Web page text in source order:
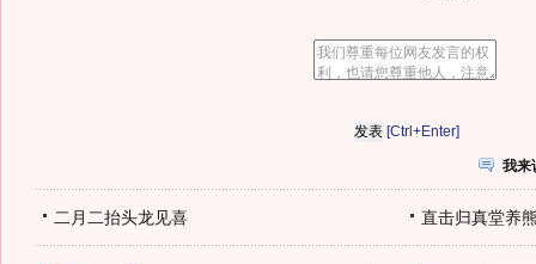
[Ctrl+Enter]
我来
二月二抬头龙见喜 直击归真堂养